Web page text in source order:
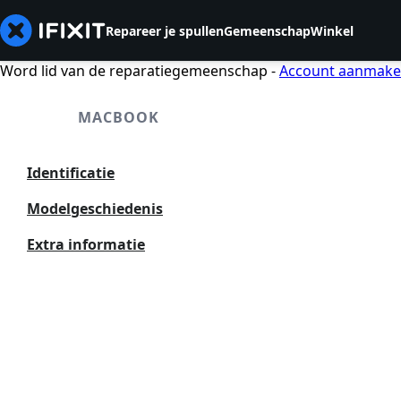
Repareer je spullenGemeenschapWinkel
Word lid van de reparatiegemeenschap -Account
MACBOOK
Identificatie
Modelgeschiedenis
Extra informatie